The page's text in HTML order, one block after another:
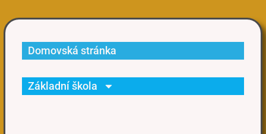
Domovská stránka
Základní škola